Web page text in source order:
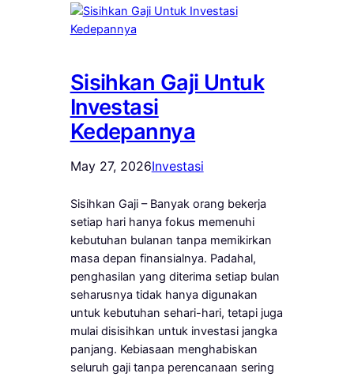
Sisihkan Gaji Untuk
Investasi
Kedepannya
May 27, 2026Investasi
Sisihkan Gaji – Banyak orang bekerja
setiap hari hanya fokus memenuhi
kebutuhan bulanan tanpa memikirkan
masa depan finansialnya. Padahal,
penghasilan yang diterima setiap bulan
seharusnya tidak hanya digunakan
untuk kebutuhan sehari-hari, tetapi juga
mulai disisihkan untuk investasi jangka
panjang. Kebiasaan menghabiskan
seluruh gaji tanpa perencanaan sering